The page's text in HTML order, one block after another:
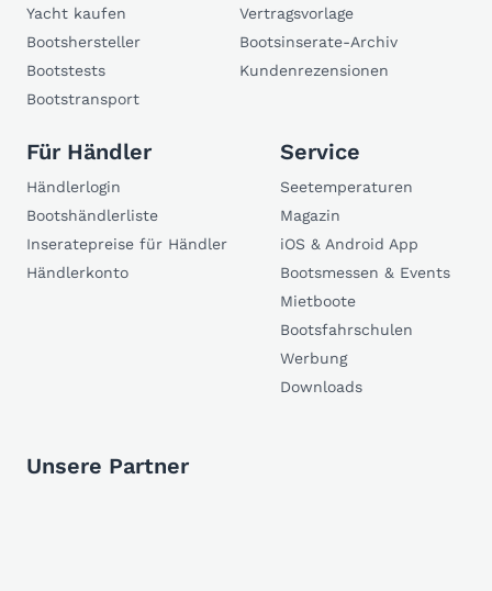
Yacht kaufen
Bootshersteller
Bootstests
Bootstransport
Vertragsvorlage
Bootsinserate-Archiv
Kundenrezensionen
Für Händler
Händlerlogin
Bootshändlerliste
Inseratepreise für Händler
Händlerkonto
Service
Seetemperaturen
Magazin
iOS & Android App
Bootsmessen & Events
Mietboote
Bootsfahrschulen
Werbung
Downloads
Unsere Partner